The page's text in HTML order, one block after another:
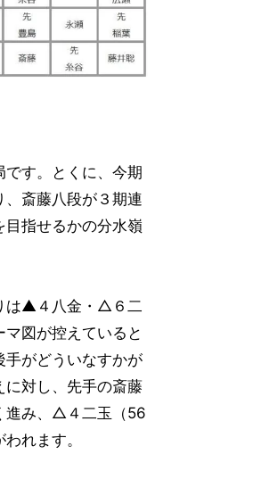
です。とくに、今期
斎藤八段が３期連
指せるかの分水嶺
は▲４八金・△６二
図が控えていると
手がどういなすかが
対し、先手の斎藤
進み、△４二玉（56
れます。